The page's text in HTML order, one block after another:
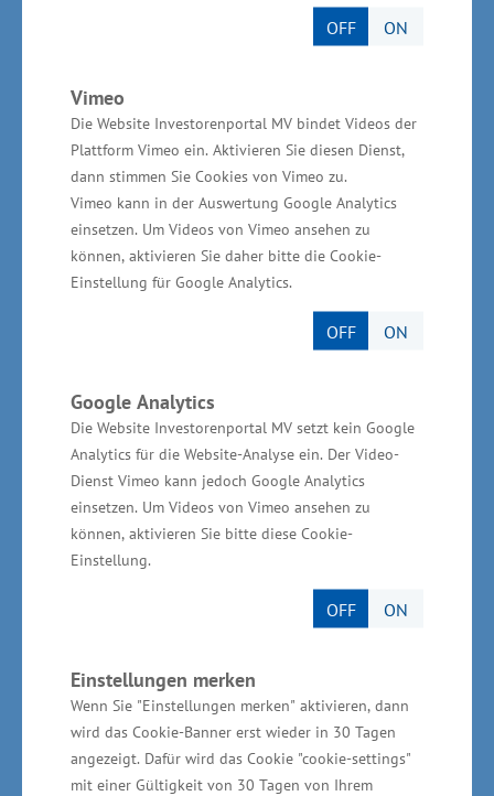
OFF ON
Vimeo
Die Website Investorenportal MV bindet Videos der
Plattform Vimeo ein. Aktivieren Sie diesen Dienst,
dann stimmen Sie Cookies von Vimeo zu.
Vimeo kann in der Auswertung Google Analytics
einsetzen. Um Videos von Vimeo ansehen zu
können, aktivieren Sie daher bitte die Cookie-
Einstellung für Google Analytics.
OFF ON
Google Analytics
Die Website Investorenportal MV setzt kein Google
Analytics für die Website-Analyse ein. Der Video-
Dienst Vimeo kann jedoch Google Analytics
einsetzen. Um Videos von Vimeo ansehen zu
können, aktivieren Sie bitte diese Cookie-
Einstellung.
OFF ON
Einstellungen merken
Wenn Sie "Einstellungen merken" aktivieren, dann
wird das Cookie-Banner erst wieder in 30 Tagen
angezeigt. Dafür wird das Cookie "cookie-settings"
mit einer Gültigkeit von 30 Tagen von Ihrem
russischer Energie werden. Und zudem trägt all
dies zum Senken der CO2-Emissionen in den
Meeren bei.“
Hamburg
Andreas Rieckhof, Staatsrat für Wirtschaft,
Verkehr und Innovation:
„Der Krieg in der
Ukraine und die Corona-Pandemie haben uns
deutlich vor Augen geführt, wie wichtig unsere
Krisenzeiten muss die Versorgung der
Bevölkerung und der Wirtschaft mit Rohstoffen
und Produkten möglichst einwandfrei
funktionieren. Dies ist insbesondere für uns in
Hamburg als bedeutendster deutscher
Seehafen wesentlich. Der Aufgabe müssen sich
Terminalbetreiber und Logistikunternehmen
stellen, sondern auch Bund und Länder
gemeinsam.“
Bremen